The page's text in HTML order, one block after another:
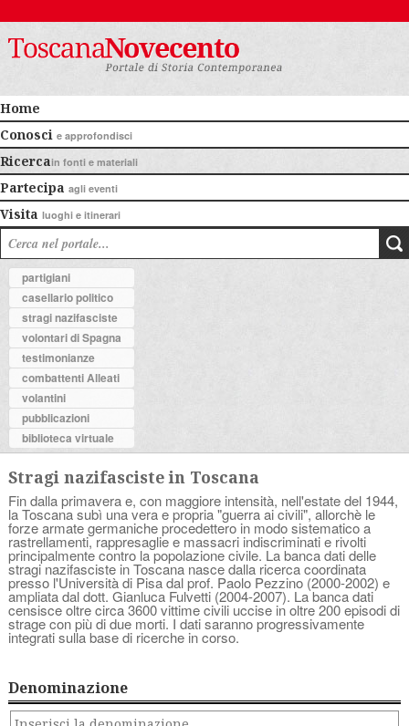
Home
Conosci e approfondisci
Ricercain fonti e materiali
Partecipa agli eventi
Visita luoghi e itinerari
partigiani
casellario politico
stragi nazifasciste
volontari di Spagna
testimonianze
combattenti Alleati
volantini
pubblicazioni
biblioteca virtuale
Stragi nazifasciste in Toscana
Fin dalla primavera e, con maggiore intensità, nell'estate del 1944,
la Toscana subì una vera e propria "guerra ai civili", allorchè le
forze armate germaniche procedettero in modo sistematico a
rastrellamenti, rappresaglie e massacri indiscriminati e rivolti
principalmente contro la popolazione civile. La banca dati delle
stragi nazifasciste in Toscana nasce dalla ricerca coordinata
presso l'Università di Pisa dal prof. Paolo Pezzino (2000-2002) e
ampliata dal dott. Gianluca Fulvetti (2004-2007). La banca dati
censisce oltre circa 3600 vittime civili uccise in oltre 200 episodi di
strage con più di due morti. I dati saranno progressivamente
integrati sulla base di ricerche in corso.
Denominazione